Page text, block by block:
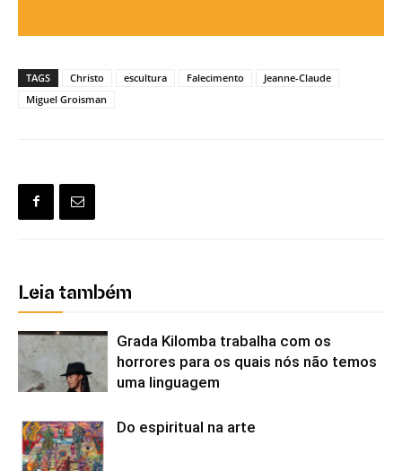
TAGS Christo escultura Falecimento
Jeanne-Claude
Miguel Groisman
Leia também
Grada Kilomba trabalha com os
horrores para os quais nós não temos
uma linguagem
Do espiritual na arte